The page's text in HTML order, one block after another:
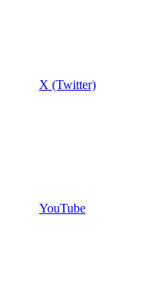
X (Twitter)
YouTube